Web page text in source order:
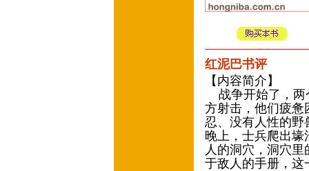
红泥巴书评
【内容简介】
战争开始了，两
方射击，他们疲惫
忍、没有人性的
晚上，士兵爬出
人的洞穴，洞穴
于敌人的手册，